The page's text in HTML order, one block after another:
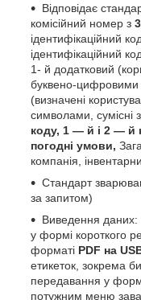
Відповідає
комісійний номер з
ідентифікаційний
ідентифікаційний
1- й додатковий
буквено-цифровими
(визначені
символами, сумісні
коду, 1 — й і 2 — й
погодні умови,
компанія,
Стандарт
за запитом)
Виведення даних:
у формі короткого
форматі PDF на
етикеток, зокрема
передавання у
потужним меню